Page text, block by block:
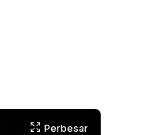
Perbesar